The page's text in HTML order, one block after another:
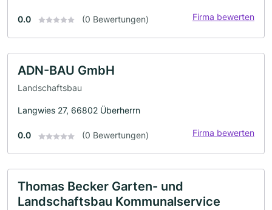
0.0 (0 Bewertungen) Firma bewerten
ADN-BAU GmbH
Landschaftsbau
Langwies 27, 66802 Überherrn
0.0 (0 Bewertungen) Firma bewerten
Thomas Becker Garten- und
Landschaftsbau Kommunalservice